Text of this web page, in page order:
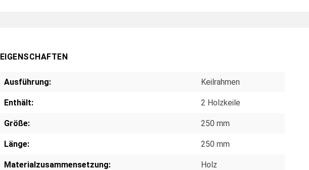
EIGENSCHAFTEN
Ausführung: Keilrahmen
Enthält: 2 Holzkeile
Größe: 250 mm
Länge: 250 mm
Materialzusammensetzung: Holz